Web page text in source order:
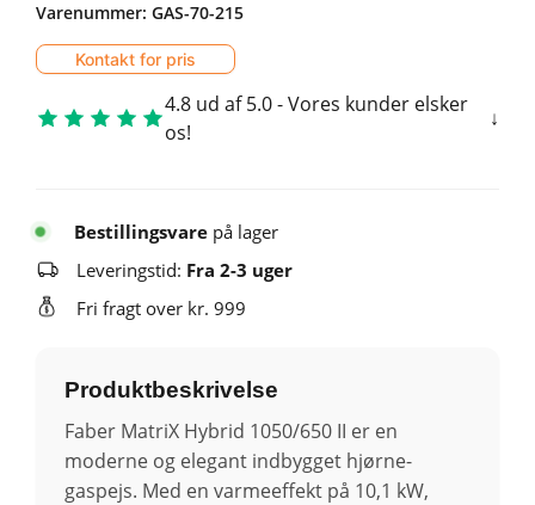
Varenummer: GAS-70-215
Kontakt for pris
4.8 ud af 5.0 - Vores kunder elsker
os!
Bestillingsvare på lager
Leveringstid: Fra 2-3 uger
Fri fragt over kr. 999
Produktbeskrivelse
Faber MatriX Hybrid 1050/650 II er en
moderne og elegant indbygget hjørne-
gaspejs. Med en varmeeffekt på 10,1 kW,